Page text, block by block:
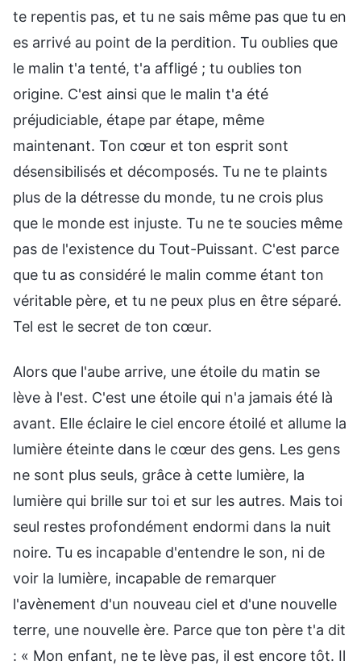
te repentis pas, et tu ne sais même pas que tu en
es arrivé au point de la perdition. Tu oublies que
le malin t'a tenté, t'a affligé ; tu oublies ton
origine. C'est ainsi que le malin t'a été
préjudiciable, étape par étape, même
maintenant. Ton cœur et ton esprit sont
désensibilisés et décomposés. Tu ne te plaints
plus de la détresse du monde, tu ne crois plus
que le monde est injuste. Tu ne te soucies même
pas de l'existence du Tout-Puissant. C'est parce
que tu as considéré le malin comme étant ton
véritable père, et tu ne peux plus en être séparé.
Tel est le secret de ton cœur.
Alors que l'aube arrive, une étoile du matin se
lève à l'est. C'est une étoile qui n'a jamais été là
avant. Elle éclaire le ciel encore étoilé et allume la
lumière éteinte dans le cœur des gens. Les gens
ne sont plus seuls, grâce à cette lumière, la
lumière qui brille sur toi et sur les autres. Mais toi
seul restes profondément endormi dans la nuit
noire. Tu es incapable d'entendre le son, ni de
voir la lumière, incapable de remarquer
l'avènement d'un nouveau ciel et d'une nouvelle
terre, une nouvelle ère. Parce que ton père t'a dit
: « Mon enfant, ne te lève pas, il est encore tôt. Il